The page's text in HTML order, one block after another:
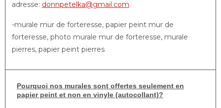
adresse: donnpetelka@gmail.com.
-murale mur de forteresse, papier peint mur de
forteresse, photo murale mur de forteresse, murale
pierres, papier peint pierres
Pourquoi nos murales sont offertes seulement en
papier peint et non en vinyle (autocollant)?